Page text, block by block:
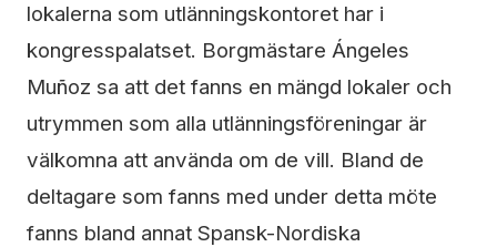
lokalerna som utlänningskontoret har i
kongresspalatset. Borgmästare Ángeles
Muñoz sa att det fanns en mängd lokaler och
utrymmen som alla utlänningsföreningar är
välkomna att använda om de vill. Bland de
deltagare som fanns med under detta möte
fanns bland annat Spansk-Nordiska